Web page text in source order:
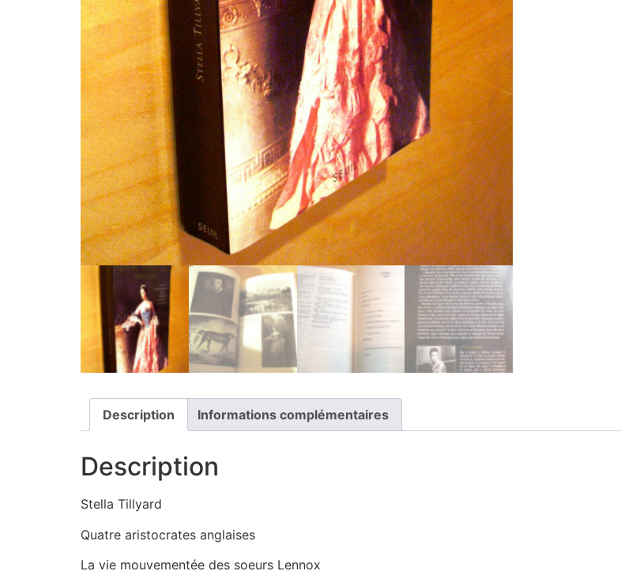
Description Informations complémentaires
Description
Stella Tillyard
Quatre aristocrates anglaises
La vie mouvementée des soeurs Lennox